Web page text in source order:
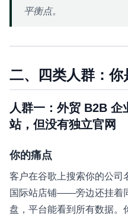
平衡点。
二、四类人群：
人群一：外贸 B2B
站，但没有独立官网
你的痛点
客户在谷歌上搜索你的公司
国际站店铺——旁边还挂着
盘，平台能看到所有数据